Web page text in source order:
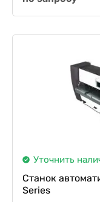
шпона...
Уточнить
Станок
Series